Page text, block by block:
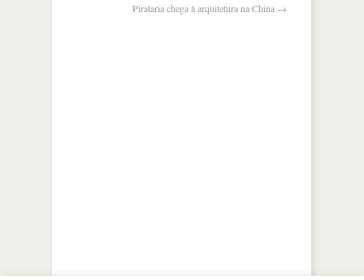
Pirataria chega à arquitetura na China →